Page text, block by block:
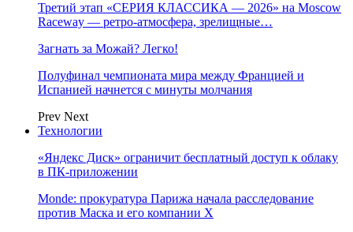
Третий этап «СЕРИЯ КЛАССИКА — 2026» на Moscow
Raceway — ретро‑атмосфера, зрелищные…
Загнать за Можай? Легко!
Полуфинал чемпионата мира между Францией и
Испанией начнется с минуты молчания
Prev Next
Технологии
«Яндекс Диск» ограничит бесплатный доступ к облаку
в ПК-приложении
Monde: прокуратура Парижа начала расследование
против Маска и его компании X